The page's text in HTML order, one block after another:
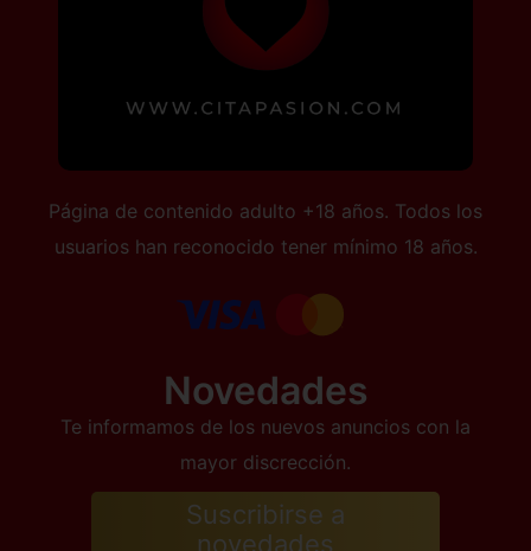
Página de contenido adulto +18 años. Todos los
usuarios han reconocido tener mínimo 18 años.
Novedades
Te informamos de los nuevos anuncios con la
mayor discrección.
Suscribirse a
novedades